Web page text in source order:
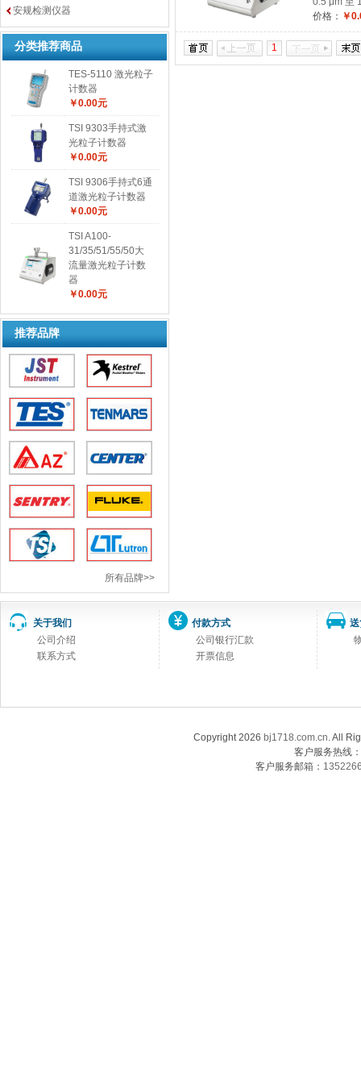
安规检测仪器
分类推荐商品
TES-5110 激光粒子
计数器
￥0.00元
TSI 9303手持式激
光粒子计数器
￥0.00元
TSI 9306手持式6通
道激光粒子计数器
￥0.00元
TSI A100-
31/35/51/55/50大
流量激光粒子计数
器
￥0.00元
推荐品牌
所有品牌>>
价格： ￥
1
关于我们
公司介绍
联系方式
付款方式
公司银行汇款
开票信息
Copyright 2026 bj1718.com.cn. All
客户服务热线
客户服务邮箱：